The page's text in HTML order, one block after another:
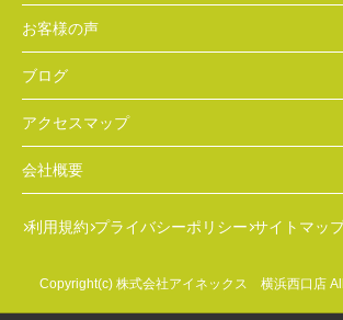
お客様の声
ブログ
アクセスマップ
会社概要
利用規約 プライバシーポリシー サイトマッ
Copyright(c) 株式会社アイネックス 横浜西口店